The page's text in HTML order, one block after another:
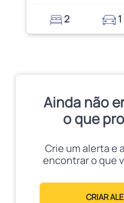
2 1
Ainda não
o que
Crie um alerta e
encontrar o que
CRIAR